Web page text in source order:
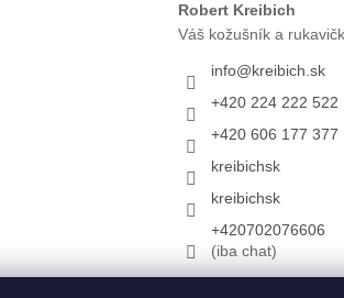
Robert Kreibich
Váš kožušník a
info@kreibich.sk
+420 224 222 522
+420 606 177 377
kreibichsk
kreibichsk
+420702076606
(iba chat)